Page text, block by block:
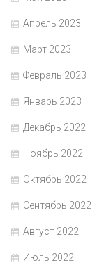
Апрель 2023
Март 2023
Февраль 2023
Январь 2023
Декабрь 2022
Ноябрь 2022
Октябрь 2022
Сентябрь 2022
Август 2022
Июль 2022